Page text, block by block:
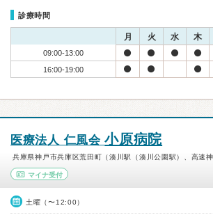
診療時間
月 火 水 木
09:00-13:00
16:00-19:00
医療法人 仁風会小原病院
兵庫県神戸市兵庫区荒田町（湊川駅（湊川公園駅）、高速神
マイナ受付
土曜（〜12:00）